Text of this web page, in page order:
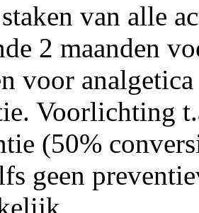
van alle
2 maanden
voor
Voorlichting
(50%
geen